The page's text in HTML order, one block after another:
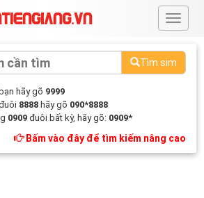
#
Tìm sim
bạn hãy gõ 9999
8888 hãy gõ 090*8888
0909 đuôi bất kỳ, hãy gõ: 0909*
Bấm vào đây để tìm kiếm nâng cao